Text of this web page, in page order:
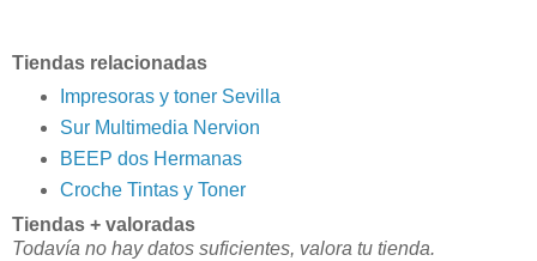
Tiendas relacionadas
Impresoras y toner Sevilla
Sur Multimedia Nervion
BEEP dos Hermanas
Croche Tintas y Toner
Tiendas + valoradas
Todavía no hay datos suficientes, valora tu tienda.